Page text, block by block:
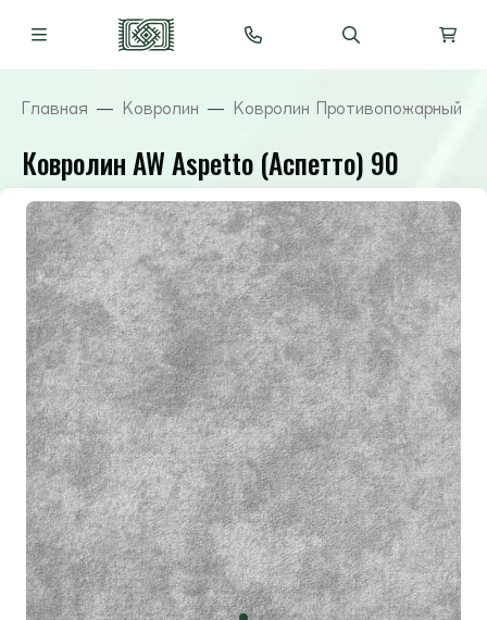
Главная Ковролин Ковролин Противопожарный (
Ковролин AW Aspetto (Аспетто) 90